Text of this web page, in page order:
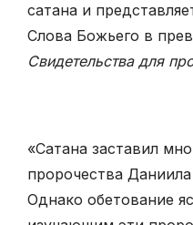
сатана и
Слова Божьего в
Свидетельства для
«Сатана заставил
пророчества
Однако обетование